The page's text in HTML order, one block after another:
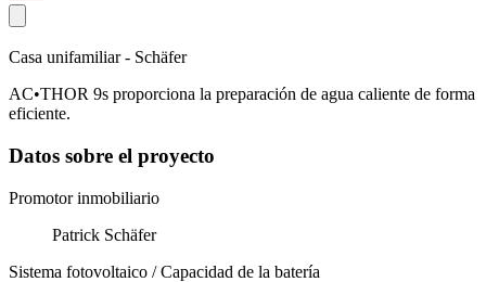
Casa unifamiliar - Schäfer
AC•THOR 9s proporciona la preparación de agua caliente de forma
eficiente.
Datos sobre el proyecto
Promotor inmobiliario
Patrick Schäfer
Sistema fotovoltaico / Capacidad de la batería